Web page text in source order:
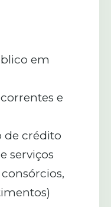
em
e
de crédito
serviços